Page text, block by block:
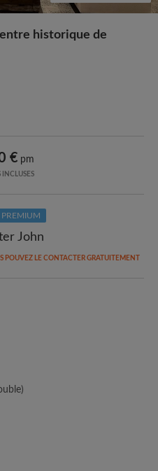
historique de
€ pm
INCLUSES
John
LE CONTACTER GRATUITEMENT